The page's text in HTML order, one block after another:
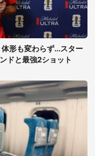
形も変わらず...スター
ドと最強2ショット